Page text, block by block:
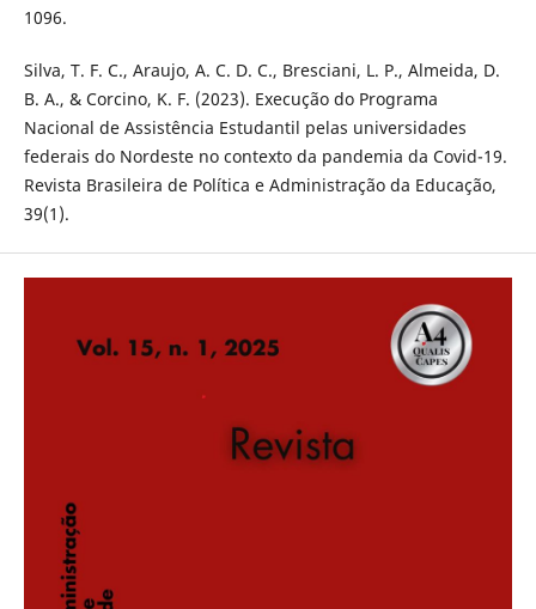
1096.
Silva, T. F. C., Araujo, A. C. D. C., Bresciani, L. P., Almeida, D.
B. A., & Corcino, K. F. (2023). Execução do Programa
Nacional de Assistência Estudantil pelas universidades
federais do Nordeste no contexto da pandemia da Covid-19.
Revista Brasileira de Política e Administração da Educação,
39(1).